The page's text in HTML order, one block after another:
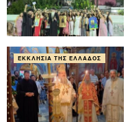
ΕΚΚΛΗΣΊΑ ΤΗΣ ΕΛΛΆΔΟΣ